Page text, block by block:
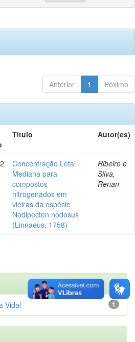
Anterior 1 Póximo
Título Autor(es)
Concentração Letal
Mediana para
compostos
nitrogenados em
vieiras da espécie
Nodipecten nodosus
(Linnaeus, 1758)
Ribeiro e
Silva,
Renan
1
Vidal